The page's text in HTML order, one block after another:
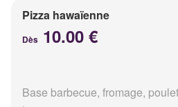
Pizza hawaïenne
Dès 10.00 €
Base barbecue, fromage,